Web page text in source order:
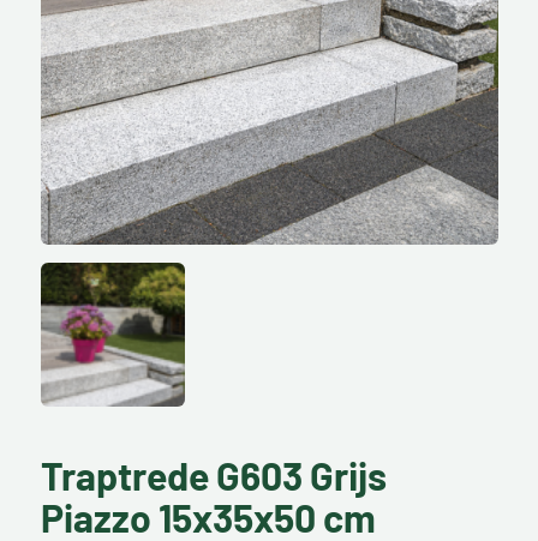
Traptrede G603 Grijs
Piazzo 15x35x50 cm